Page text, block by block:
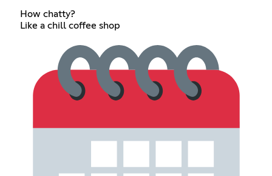
How chatty?
Like a chill coffee shop